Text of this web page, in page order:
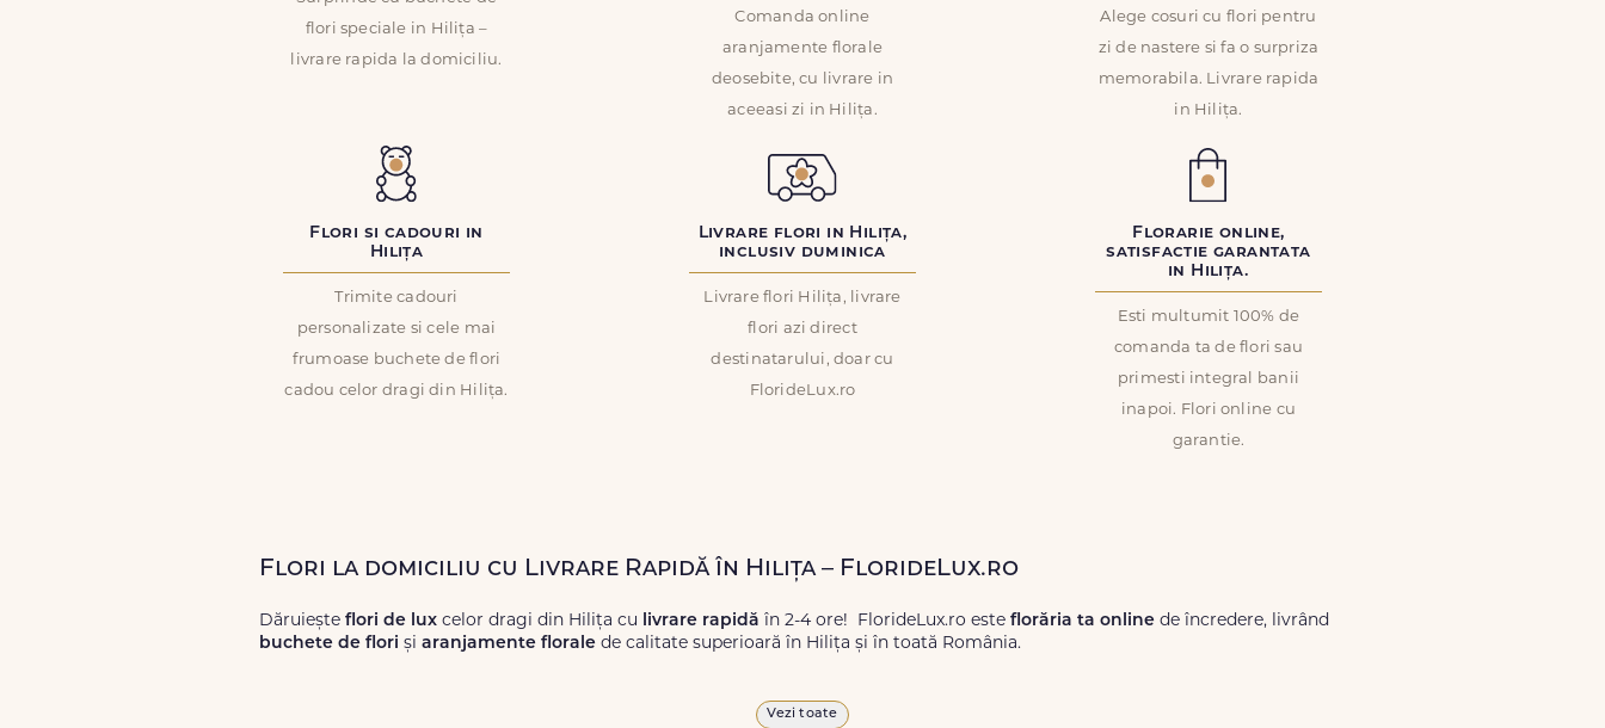
flori speciale in Hilița –
livrare rapida la domiciliu.
Comanda online
aranjamente florale
deosebite, cu livrare in
aceeasi zi in Hilița.
Alege cosuri cu flori pentru
zi de nastere si fa o surpriza
memorabila. Livrare rapida
in Hilița.
Flori si cadouri in
Hilița
Trimite cadouri
personalizate si cele mai
frumoase buchete de flori
cadou celor dragi din Hilița.
Livrare flori in Hilița,
inclusiv duminica
Livrare flori Hilița, livrare
flori azi direct
destinatarului, doar cu
FlorideLux.ro
Florarie online,
satisfactie garantata
in Hilița.
Esti multumit 100% de
comanda ta de flori sau
primesti integral banii
inapoi. Flori online cu
garantie.
Flori la domiciliu cu Livrare Rapidă în Hilița – FlorideLux.ro
Dăruiește flori de lux celor dragi din Hilița cu livrare rapidă în 2-4 ore! FlorideLux.ro este florăria ta online de încredere, livrând
buchete de flori și aranjamente florale de calitate superioară în Hilița și în toată România.
Vezi toate